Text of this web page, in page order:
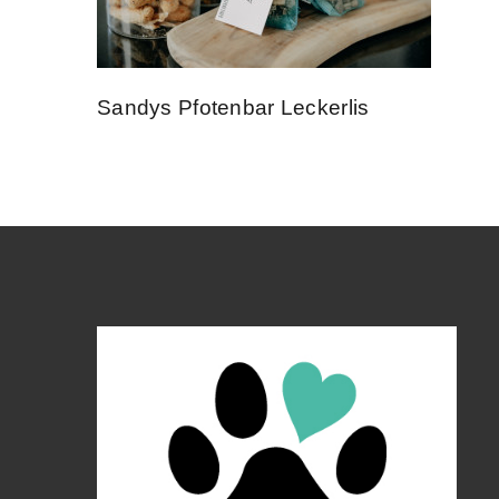
Sandys Pfotenbar Leckerlis